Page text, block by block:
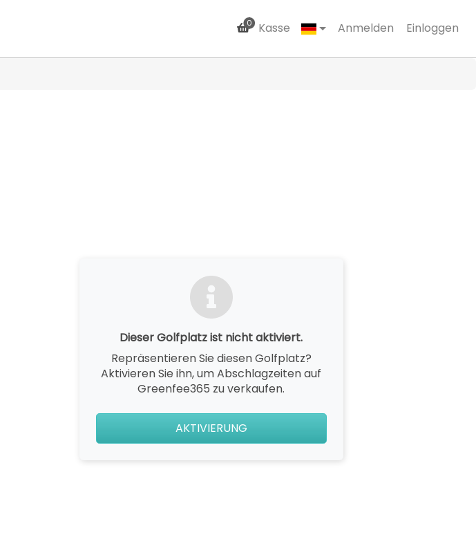
0 Kasse Anmelden Einloggen
Dieser Golfplatz ist nicht aktiviert.
Repräsentieren Sie diesen Golfplatz?
Aktivieren Sie ihn, um Abschlagzeiten auf
Greenfee365 zu verkaufen.
AKTIVIERUNG